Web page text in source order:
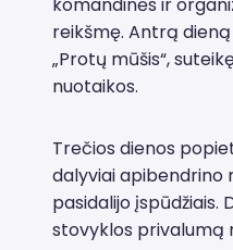
komandinės ir
reikšmę. Antrą
„Protų mūšis“,
nuotaikos.
Trečios dienos
dalyviai apibendrino
pasidalijo įspūdžiais.
stovyklos privalumą